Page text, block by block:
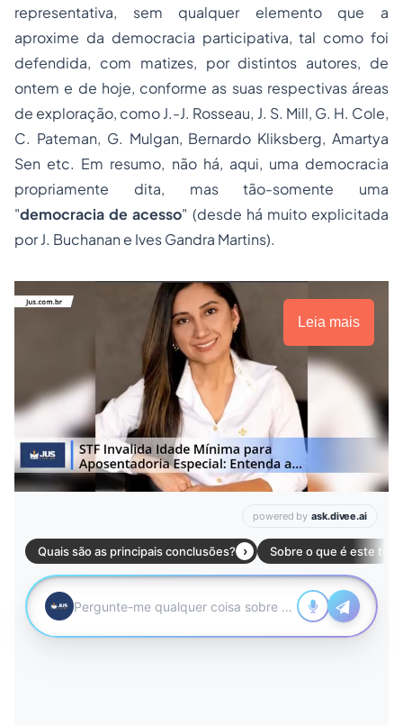
representativa, sem qualquer elemento que a
aproxime da democracia participativa, tal como foi
defendida, com matizes, por distintos autores, de
ontem e de hoje, conforme as suas respectivas áreas
de exploração, como J.-J. Rosseau, J. S. Mill, G. H. Cole,
C. Pateman, G. Mulgan, Bernardo Kliksberg, Amartya
Sen etc. Em resumo, não há, aqui, uma democracia
propriamente dita, mas tão-somente uma
"democracia de acesso" (desde há muito explicitada
por J. Buchanan e Ives Gandra Martins).
Leia mais